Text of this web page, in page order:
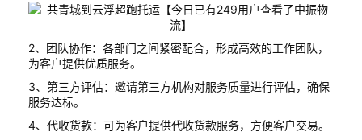
2、团队协作：各部门之间紧密配合，形成高效的工作团队，
为客户提供优质服务。
3、第三方评估：邀请第三方机构对服务质量进行评估，确保
服务达标。
4、代收货款：可为客户提供代收货款服务，方便客户交易。